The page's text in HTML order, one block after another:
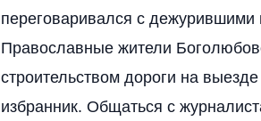
переговаривался с дежурившими
Православные жители
строительством дороги на
избранник. Общаться с